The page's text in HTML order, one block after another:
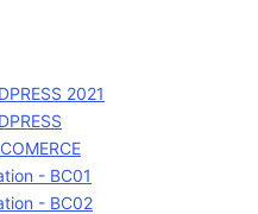
2021
- BC01
- BC02